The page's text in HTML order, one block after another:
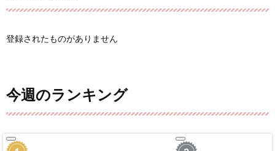
登録されたものがありません
今週のランキング